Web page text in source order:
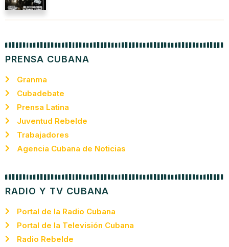
PRENSA CUBANA
Granma
Cubadebate
Prensa Latina
Juventud Rebelde
Trabajadores
Agencia Cubana de Noticias
RADIO Y TV CUBANA
Portal de la Radio Cubana
Portal de la Televisión Cubana
Radio Rebelde